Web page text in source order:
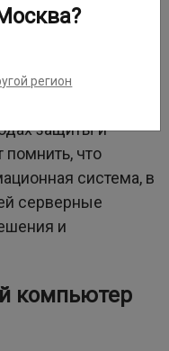
данные и какие
этих данных мы
защиты и
что
система, в
серверные
и
компьютер
регион